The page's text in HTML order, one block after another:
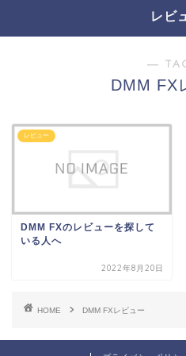
レビ
―
DMM FX
レビュー
DMM FXのレビューを探して
いる人へ
2022年8月20日
HOME DMM FXレビュー